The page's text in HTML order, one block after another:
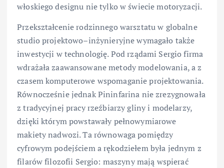
włoskiego designu nie tylko w świecie motoryzacji.
Przekształcenie rodzinnego warsztatu w globalne
studio projektowo–inżynieryjne wymagało także
inwestycji w technologię. Pod rządami Sergio firma
wdrażała zaawansowane metody modelowania, a z
czasem komputerowe wspomaganie projektowania.
Równocześnie jednak Pininfarina nie zrezygnowała
z tradycyjnej pracy rzeźbiarzy gliny i modelarzy,
dzięki którym powstawały pełnowymiarowe
makiety nadwozi. Ta równowaga pomiędzy
cyfrowym podejściem a rękodziełem była jednym z
filarów filozofii Sergio: maszyny mają wspierać